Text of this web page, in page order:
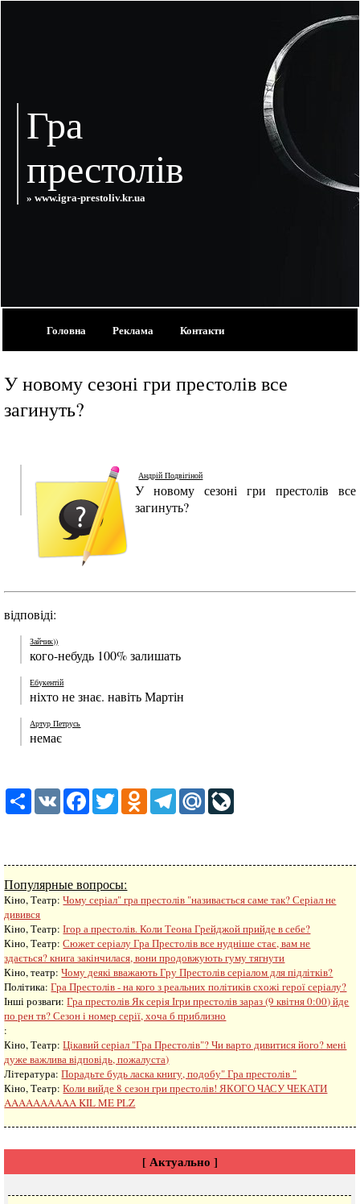
Гра
престолів
» www.igra-prestoliv.kr.ua
Головна Реклама Контакти
У новому сезоні гри престолів все
загинуть?
Андрій Подвігіной
У новому сезоні гри престолів все
загинуть?
відповіді:
Зайчик))
кого-небудь 100% залишать
Ебукентій
ніхто не знає. навіть Мартін
Артур Петрусь
немає
ShareVK FacebookTwitterOdnoklassniki
TelegramMail.Ru
Популярные вопросы:
Кіно, Театр:Чому серіал" гра престолів "називається саме так? Серіал не
дивився
Кіно, Театр:Ігор а престолів. Коли Теона Грейджой прийде в себе?
Кіно, Театр:Сюжет серіалу Гра Престолів все нудніше стає, вам не
здається? книга закінчилася, вони продовжують гуму тягнути
Кіно, театр:Чому деякі вважають Гру Престолів серіалом для підлітків?
Політика:Гра Престолів - на кого з реальних політиків схожі герої серіалу?
Інші розваги: ​​Гра престолів Як серія Ігри престолів зараз (9 квітня 0:00) йде
по рен тв? Сезон і номер серії, хоча б приблизно
:
Кіно, Театр:Цікавий серіал "Гра Престолів"? Чи варто дивитися його? мені
дуже важлива відповідь, пожалуста)
Література:Порадьте будь ласка книгу, подобу" Гра престолів "
Кіно, Театр:Коли вийде 8 сезон гри престолів! ЯКОГО ЧАСУ ЧЕКАТИ
AAAAAAAAAA KIL ME PLZ
[ Актуально ]